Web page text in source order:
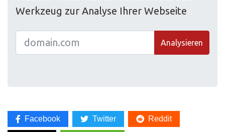
Werkzeug zur Analyse Ihrer Webseite
Analysieren
Facebook Twitter Reddit